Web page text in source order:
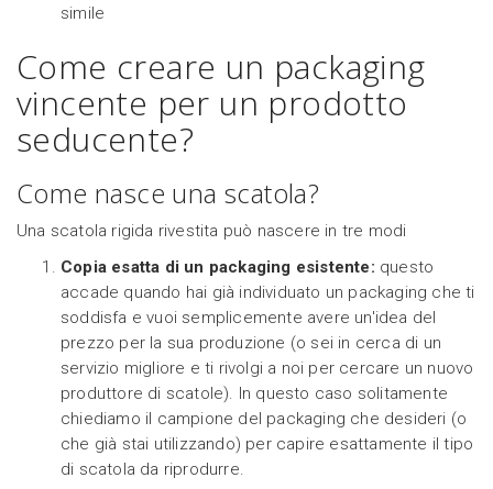
simile
Come creare un packaging
vincente per un prodotto
seducente?
Come nasce una scatola?
Una scatola rigida rivestita può nascere in tre modi
Copia esatta di un packaging esistente: questo
accade quando hai già individuato un packaging che ti
soddisfa e vuoi semplicemente avere un'idea del
prezzo per la sua produzione (o sei in cerca di un
servizio migliore e ti rivolgi a noi per cercare un nuovo
produttore di scatole). In questo caso solitamente
chiediamo il campione del packaging che desideri (o
che già stai utilizzando) per capire esattamente il tipo
di scatola da riprodurre.